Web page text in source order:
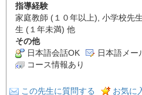
指導経験
家庭教師 (１０年以上), 小学校先
生 (１年未満) 他
その他
日本語会話OK
日本語メー
コース情報あり
この先生に質問する
お気に